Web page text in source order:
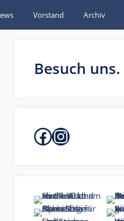
Vorstand Archiv
Besuch uns.
Facebook
Instagram